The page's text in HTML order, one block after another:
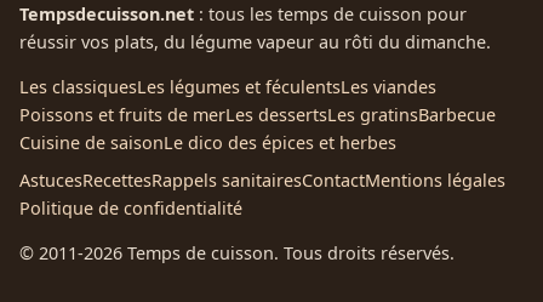
Tempsdecuisson.net : tous les temps de cuisson pour
réussir vos plats, du légume vapeur au rôti du dimanche.
Les classiquesLes légumes et féculentsLes viandes
Poissons et fruits de merLes dessertsLes gratinsBarbecue
Cuisine de saisonLe dico des épices et herbes
AstucesRecettesRappels sanitairesContactMentions légales
Politique de confidentialité
© 2011-2026 Temps de cuisson. Tous droits réservés.